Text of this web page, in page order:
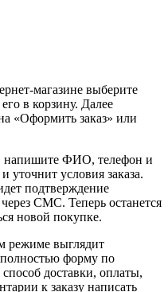
магазине выберите
в корзину. Далее
«Оформить заказ» или
напишите ФИО, телефон и
уточнит условия заказа.
подтверждение
СМС. Теперь останется
новой покупке.
режиме выглядит
форму по
доставки, оплаты,
к заказу написать